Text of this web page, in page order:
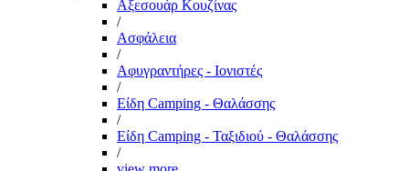
Αξεσουάρ Κουζίνας
/
Ασφάλεια
/
Αφυγραντήρες - Ιονιστές
/
Είδη Camping - Θαλάσσης
/
Είδη Camping - Ταξιδιού - Θαλάσσης
/